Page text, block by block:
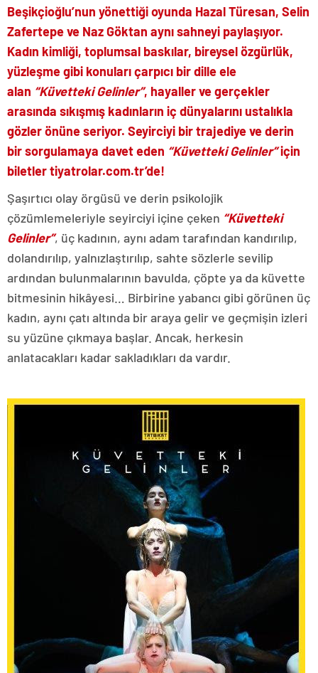
Beşikçioğlu’nun yönettiği oyunda Hazal Türesan, Selin
Zafertepe ve Naz Göktan aynı sahneyi paylaşıyor.
Kadın kimliği, toplumsal baskılar, bireysel özgürlük,
yüzleşme gibi konuları çarpıcı bir dille ele
alan “Küvetteki Gelinler”, hayaller ve gerçekler
arasında sıkışmış kadınların iç dünyalarını ustalıkla
gözler önüne seriyor. Seyirciyi bir trajediye ve derin
bir sorgulamaya davet eden “Küvetteki Gelinler”için
biletlertiyatrolar.com.tr’de!
Şaşırtıcı olay örgüsü ve derin psikolojik
çözümlemeleriyle seyirciyi içine çeken “Küvetteki
Gelinler”, üç kadının, aynı adam tarafından kandırılıp,
dolandırılıp, yalnızlaştırılıp, sahte sözlerle sevilip
ardından bulunmalarının bavulda, çöpte ya da küvette
bitmesinin hikâyesi… Birbirine yabancı gibi görünen üç
kadın, aynı çatı altında bir araya gelir ve geçmişin izleri
su yüzüne çıkmaya başlar. Ancak, herkesin
anlatacakları kadar sakladıkları da vardır.